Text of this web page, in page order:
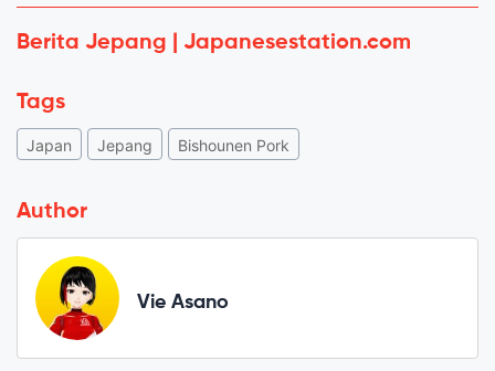
Berita Jepang | Japanesestation.com
Tags
Japan Jepang Bishounen Pork
Author
Vie Asano